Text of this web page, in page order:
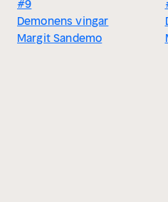
#9
Demonens vingar
Margit Sandemo